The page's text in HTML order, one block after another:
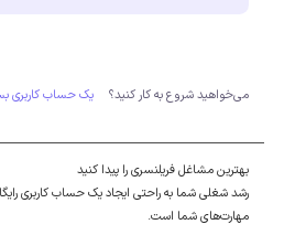
می‌خواهید شروع به کار کنید؟ یک حساب کاربری
بهترین مشاغل فریلنسری را پیدا کنید
رشد شغلی شما به راحتی ایجاد یک حساب کاربری
مهارت‌های شما است.